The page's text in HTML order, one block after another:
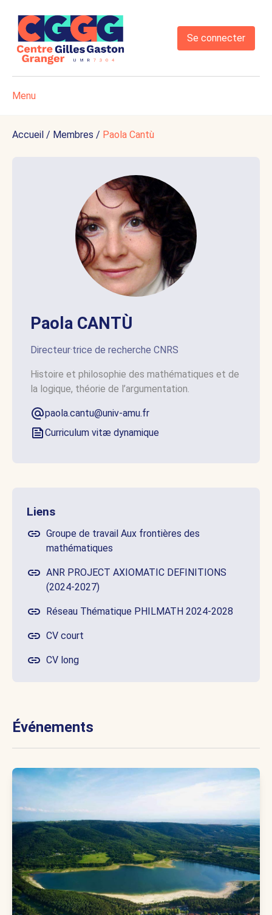
Se connecter
Menu
Accueil / Membres / Paola Cantù
Paola CANTÙ
Directeur·trice de recherche CNRS
Histoire et philosophie des mathématiques et de
la logique, théorie de l’argumentation.
paola.cantu@univ-amu.fr
Curriculum vitæ dynamique
Liens
Groupe de travail Aux frontières des
mathématiques
ANR PROJECT AXIOMATIC DEFINITIONS
(2024-2027)
Réseau Thématique PHILMATH 2024-2028
CV court
CV long
Événements